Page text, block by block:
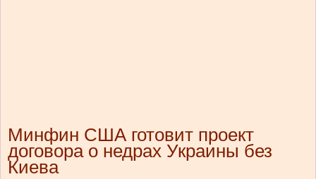
Минфин США готовит проект
договора о недрах Украины без
Киева